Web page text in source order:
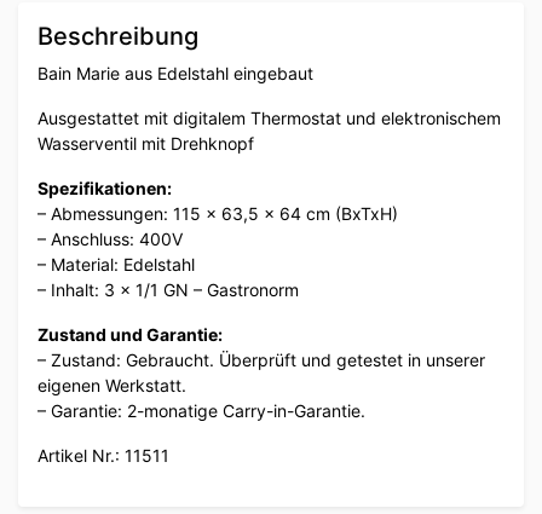
Beschreibung
Bain Marie aus Edelstahl eingebaut
Ausgestattet mit digitalem Thermostat und elektronischem
Wasserventil mit Drehknopf
Spezifikationen:
– Abmessungen: 115 x 63,5 x 64 cm (BxTxH)
– Anschluss: 400V
– Material: Edelstahl
– Inhalt: 3 x 1/1 GN – Gastronorm
Zustand und Garantie:
– Zustand: Gebraucht. Überprüft und getestet in unserer
eigenen Werkstatt.
– Garantie: 2-monatige Carry-in-Garantie.
Artikel Nr.: 11511